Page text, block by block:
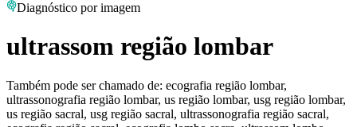
Diagnóstico por imagem
ultrassom região lombar
Também pode ser chamado de: ecografia região lombar,
ultrassonografia região lombar, us região lombar, usg região lombar,
us região sacral, usg região sacral, ultrassonografia região sacral,